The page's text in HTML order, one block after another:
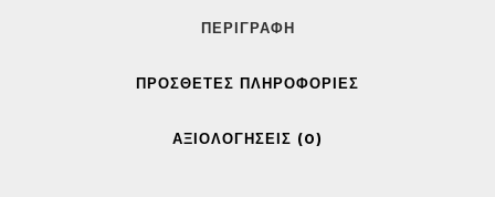
ΠΕΡΙΓΡΑΦΉ
ΠΡΌΣΘΕΤΕΣ ΠΛΗΡΟΦΟΡΊΕΣ
ΑΞΙΟΛΟΓΉΣΕΙΣ (0)